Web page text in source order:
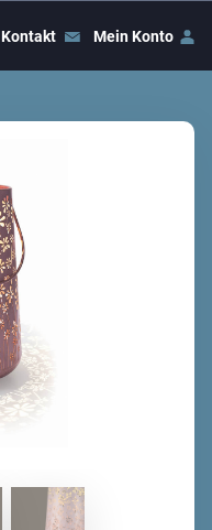
Kontakt Mein Konto